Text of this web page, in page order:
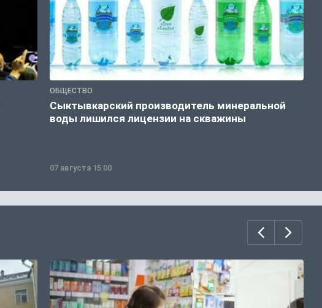
ОБЩЕСТВО
Сыктывкарский производитель минеральной
воды лишился лицензии на скважины
07 августа 15:00